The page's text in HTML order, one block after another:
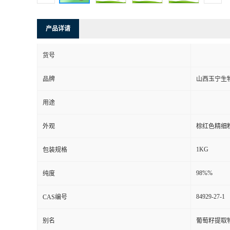
产品详请
货号
品牌 山西玉宁生
用途
外观 棕红色精细
包装规格 1KG
纯度 98%%
CAS编号 84929-27-1
别名 葡萄籽提取